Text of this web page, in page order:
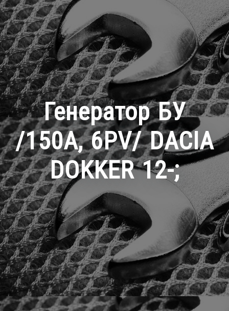
Генератор БУ
/150A, 6PV/ DACIA
DOKKER 12-;